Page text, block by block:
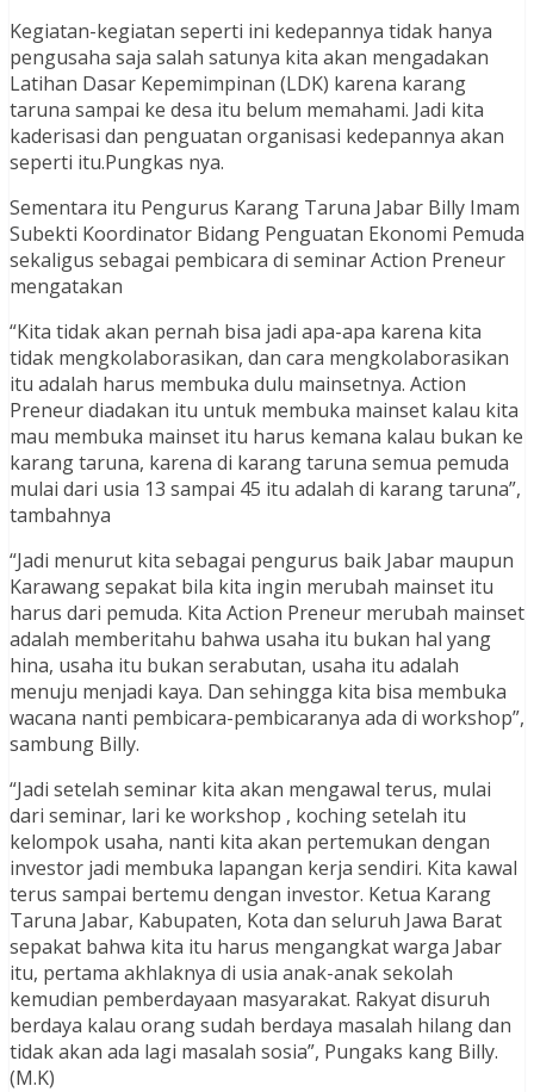
Kegiatan-kegiatan seperti ini kedepannya tidak hanya
pengusaha saja salah satunya kita akan mengadakan
Latihan Dasar Kepemimpinan (LDK) karena karang
taruna sampai ke desa itu belum memahami. Jadi kita
kaderisasi dan penguatan organisasi kedepannya akan
seperti itu.Pungkas nya.
Sementara itu Pengurus Karang Taruna Jabar Billy Imam
Subekti Koordinator Bidang Penguatan Ekonomi Pemuda
sekaligus sebagai pembicara di seminar Action Preneur
mengatakan
“Kita tidak akan pernah bisa jadi apa-apa karena kita
tidak mengkolaborasikan, dan cara mengkolaborasikan
itu adalah harus membuka dulu mainsetnya. Action
Preneur diadakan itu untuk membuka mainset kalau kita
mau membuka mainset itu harus kemana kalau bukan ke
karang taruna, karena di karang taruna semua pemuda
mulai dari usia 13 sampai 45 itu adalah di karang taruna”,
tambahnya
“Jadi menurut kita sebagai pengurus baik Jabar maupun
Karawang sepakat bila kita ingin merubah mainset itu
harus dari pemuda. Kita Action Preneur merubah mainset
adalah memberitahu bahwa usaha itu bukan hal yang
hina, usaha itu bukan serabutan, usaha itu adalah
menuju menjadi kaya. Dan sehingga kita bisa membuka
wacana nanti pembicara-pembicaranya ada di workshop”,
sambung Billy.
“Jadi setelah seminar kita akan mengawal terus, mulai
dari seminar, lari ke workshop , koching setelah itu
kelompok usaha, nanti kita akan pertemukan dengan
investor jadi membuka lapangan kerja sendiri. Kita kawal
terus sampai bertemu dengan investor. Ketua Karang
Taruna Jabar, Kabupaten, Kota dan seluruh Jawa Barat
sepakat bahwa kita itu harus mengangkat warga Jabar
itu, pertama akhlaknya di usia anak-anak sekolah
kemudian pemberdayaan masyarakat. Rakyat disuruh
berdaya kalau orang sudah berdaya masalah hilang dan
tidak akan ada lagi masalah sosia”, Pungaks kang Billy.
(M.K)